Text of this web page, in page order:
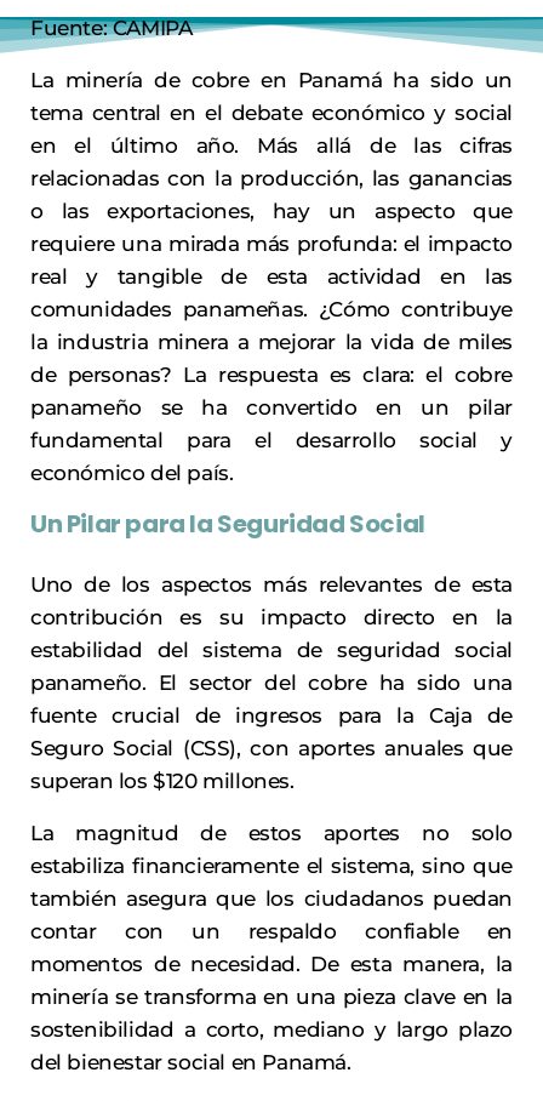
Fuente: CAMIPA
La minería de cobre en Panamá ha sido un
tema central en el debate económico y social
en el último año. Más allá de las cifras
relacionadas con la producción, las ganancias
o las exportaciones, hay un aspecto que
requiere una mirada más profunda: el impacto
real y tangible de esta actividad en las
comunidades panameñas. ¿Cómo contribuye
la industria minera a mejorar la vida de miles
de personas? La respuesta es clara: el cobre
panameño se ha convertido en un pilar
fundamental para el desarrollo social y
económico del país.
Un Pilar para la Seguridad Social
Uno de los aspectos más relevantes de esta
contribución es su impacto directo en la
estabilidad del sistema de seguridad social
panameño. El sector del cobre ha sido una
fuente crucial de ingresos para la Caja de
Seguro Social (CSS), con aportes anuales que
superan los $120 millones.
La magnitud de estos aportes no solo
estabiliza financieramente el sistema, sino que
también asegura que los ciudadanos puedan
contar con un respaldo confiable en
momentos de necesidad. De esta manera, la
minería se transforma en una pieza clave en la
sostenibilidad a corto, mediano y largo plazo
del bienestar social en Panamá.